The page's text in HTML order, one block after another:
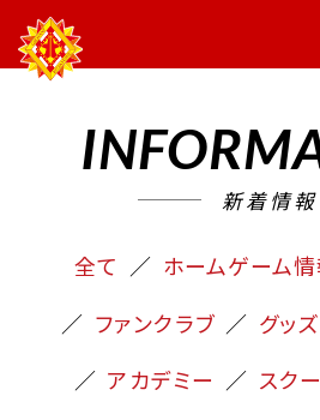
新着情報
全て ホームゲーム
ファンクラブ
グッズ
アカデミー
スク